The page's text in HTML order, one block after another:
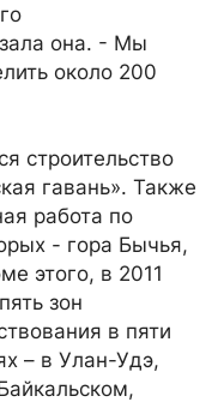
она. - Мы
около 200
строительство
гавань». Также
работа по
- гора Бычья,
этого, в 2011
зон
в пяти
– в Улан-Удэ,